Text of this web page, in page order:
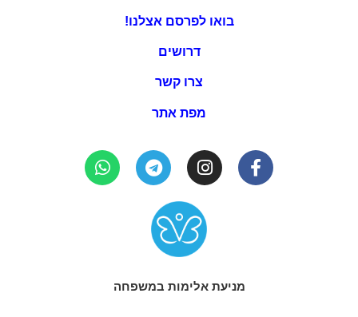
בואו לפרסם אצלנו!
דרושים
צרו קשר
מפת אתר
מניעת אלימות במשפחה